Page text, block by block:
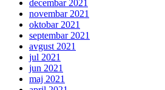
decembar 2021
novembar 2021
oktobar 2021
septembar 2021
avgust 2021
jul 2021
jun 2021
maj 2021